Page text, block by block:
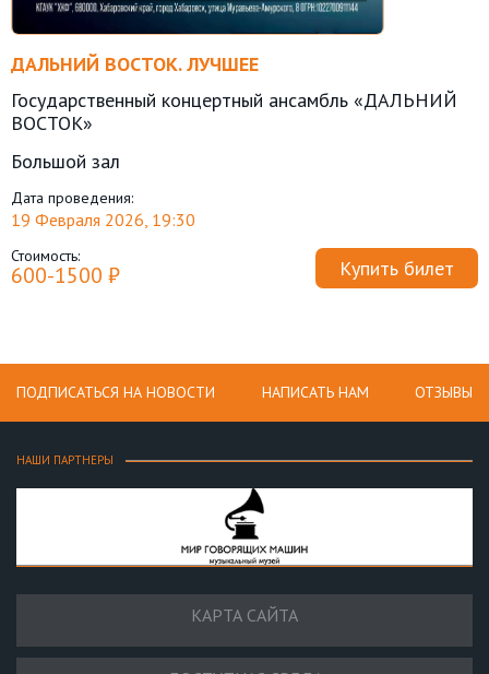
ДАЛЬНИЙ ВОСТОК. ЛУЧШЕЕ
Государственный концертный ансамбль «ДАЛЬНИЙ
ВОСТОК»
Большой зал
Дата проведения:
19 Февраля 2026, 19:30
Стоимость:
600-1500 ₽ Купить билет
ПОДПИСАТЬСЯ НА НОВОСТИ НАПИСАТЬ НАМ ОТЗЫВЫ
НАШИ ПАРТНЕРЫ
КАРТА САЙТА